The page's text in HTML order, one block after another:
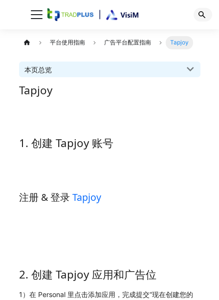
平台使用指南 广告平台配置指南 Tapjoy
本页总览
Tapjoy
1. 创建 Tapjoy 账号
注册 & 登录Tapjoy
2. 创建 Tapjoy 应用和广告位
1）在 Personal 里点击添加应用，完成提交“现在创建您的